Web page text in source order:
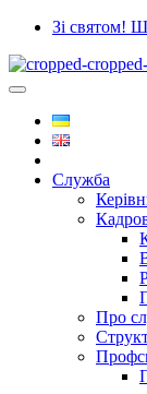
Зі святом!
Служба
Про